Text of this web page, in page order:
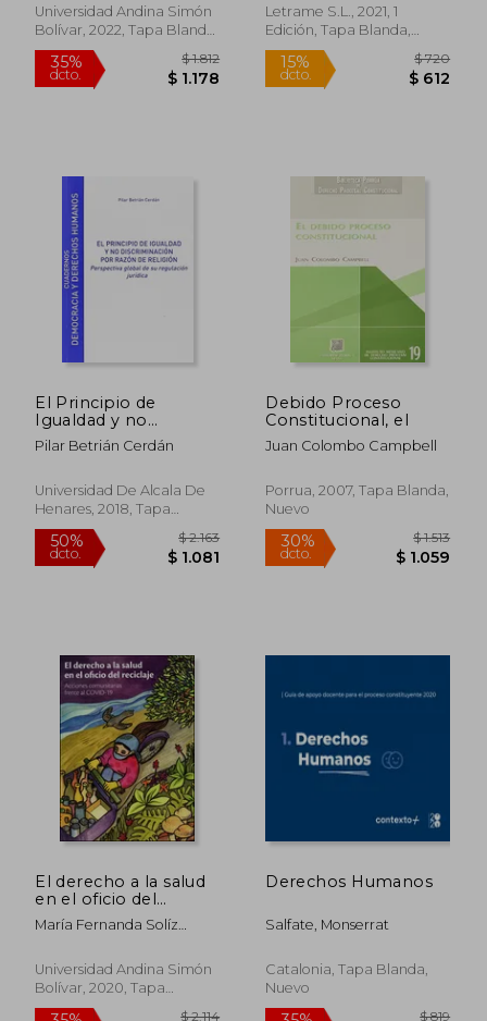
35%
dcto.
40%
dcto.
Universidad Andina Simón
Bolívar, 2022, Tapa Blanda,
Nuevo
35%
Letrame S.L., 2021, 1
Edición, Tapa Blanda,
Nuevo
15%
El Principio de
Igualdad y no
Discriminación por
Razón de Religión
Pilar Betrián Cerdán
Universidad De Alcala De
Henares, 2018, Tapa
Blanda, Nuevo
Debido Proceso
Constitucional, el
Juan Colombo Campbell
Porrua, 2007, Tapa Blanda,
Nuevo
El derecho a la salud
en el oficio del
reciclaje. Acciones
comunitarias frente al
María Fernanda Solíz
Universidad Andina Simón
Bolívar, 2020, Tapa
Blanda, Nuevo
Derechos Humanos
Salfate, Monserrat
Catalonia, Tapa Blanda,
Nuevo